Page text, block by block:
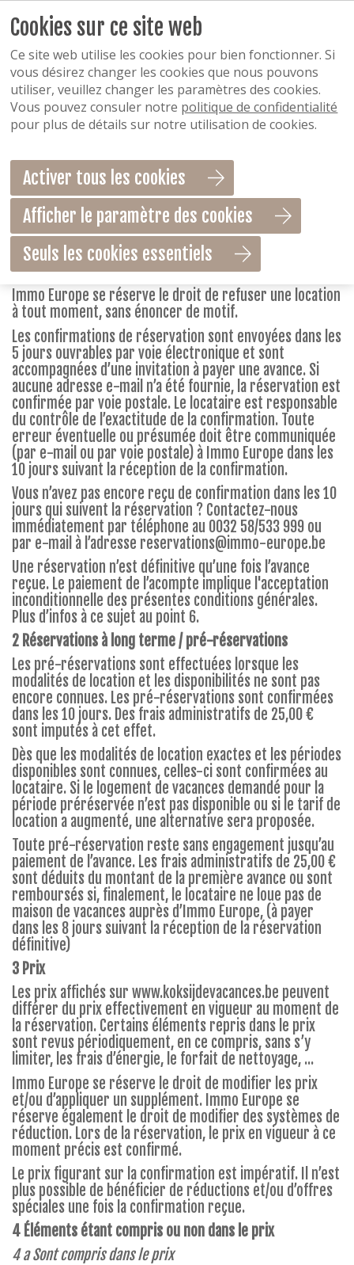
Termes et conditions
CONDITIONS GÉNÉRALES RÉGISSANT LA LOCATION D’UNE
MAISON DE VACANCES
Les présentes conditions générales la réservation d'une
maison de vacances meublée et en font partie
1 Réservations
Immo Europe n'accepte que les réservations de
personnes âgées de 21 ans ou plus. Pour les groupes non
familiaux en vacances, tous les voyageurs doivent être
âgés de 21 ans ou plus. Si, à l'arrivée, il apparaît que les
voyageurs ne remplissent pas nos conditions, Immo
Europe peut encore annuler la réservation.
Immo Europe se réserve le droit de refuser une location
à tout moment, sans énoncer de motif.
Les confirmations de réservation sont envoyées dans les
5 jours ouvrables par voie électronique et sont
accompagnées d’une invitation à payer une avance. Si
aucune adresse e-mail n’a été fournie, la réservation est
confirmée par voie postale. Le locataire est responsable
du contrôle de l’exactitude de la confirmation. Toute
erreur éventuelle ou présumée doit être communiquée
(par e-mail ou par voie postale) à Immo Europe dans les
10 jours suivant la réception de la confirmation.
Vous n’avez pas encore reçu de confirmation dans les 10
jours qui suivent la réservation ? Contactez-nous
immédiatement par téléphone au 0032 58/533 999 ou
par e-mail à l’adresse reservations@immo-europe.be
Une réservation n’est définitive qu’une fois l’avance
reçue. Le paiement de l’acompte implique l'acceptation
inconditionnelle des présentes conditions générales.
Plus d’infos à ce sujet au point 6.
2 Réservations à long terme / pré-réservations
Les pré-réservations sont effectuées lorsque les
modalités de location et les disponibilités ne sont pas
encore connues. Les pré-réservations sont confirmées
dans les 10 jours. Des frais administratifs de 25,00 €
sont imputés à cet effet.
Dès que les modalités de location exactes et les périodes
disponibles sont connues, celles-ci sont confirmées au
locataire. Si le logement de vacances demandé pour la
période préréservée n’est pas disponible ou si le tarif de
location a augmenté, une alternative sera proposée.
Toute pré-réservation reste sans engagement jusqu’au
paiement de l’avance. Les frais administratifs de 25,00 €
sont déduits du montant de la première avance ou sont
remboursés si, finalement, le locataire ne loue pas de
maison de vacances auprès d’Immo Europe, (à payer
dans les 8 jours suivant la réception de la réservation
définitive)
3 Prix
Les prix affichés surwww.koksijdevacances.be peuvent
différer du prix effectivement en vigueur au moment de
la réservation. Certains éléments repris dans le prix
sont revus périodiquement, en ce compris, sans s’y
limiter, les frais d’énergie, le forfait de nettoyage, ...
Immo Europe se réserve le droit de modifier les prix
et/ou d’appliquer un supplément. Immo Europe se
réserve également le droit de modifier des systèmes de
réduction. Lors de la réservation, le prix en vigueur à ce
moment précis est confirmé.
Le prix figurant sur la confirmation est impératif. Il n’est
plus possible de bénéficier de réductions et/ou d’offres
spéciales une fois la confirmation reçue.
4 Éléments étant compris ou non dans le prix
4 a Sont compris dans le prix
Cookies sur ce site web
Ce site web utilise les cookies pour bien fonctionner. Si
vous désirez changer les cookies que nous pouvons
utiliser, veuillez changer les paramètres des cookies.
Vous pouvez consuler notre politique de confidentialité
pour plus de détails sur notre utilisation de cookies.
Activer tous les cookies
Afficher le paramètre des cookies
Seuls les cookies essentiels